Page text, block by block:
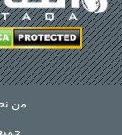
من